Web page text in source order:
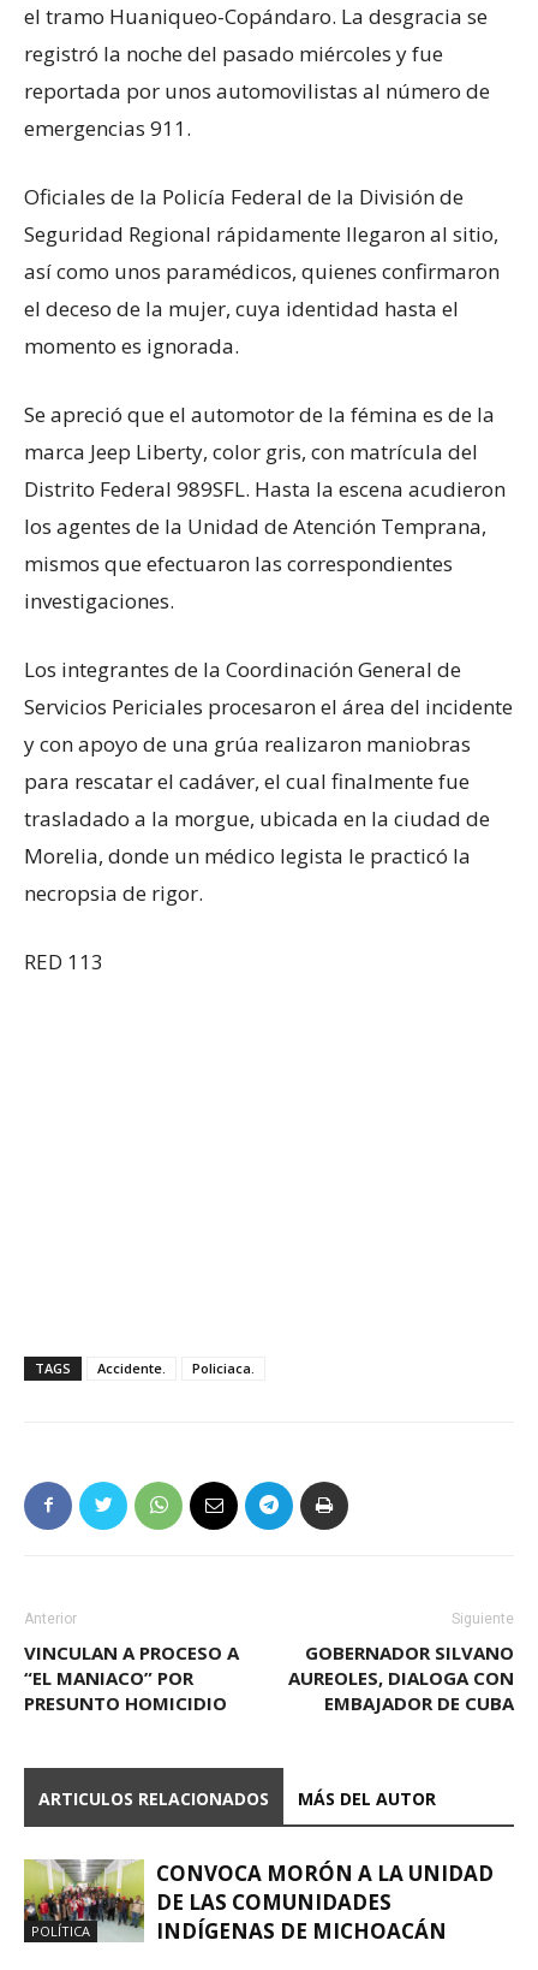
el tramo Huaniqueo-Copándaro. La desgracia se
registró la noche del pasado miércoles y fue
reportada por unos automovilistas al número de
emergencias 911.
Oficiales de la Policía Federal de la División de
Seguridad Regional rápidamente llegaron al sitio,
así como unos paramédicos, quienes confirmaron
el deceso de la mujer, cuya identidad hasta el
momento es ignorada.
Se apreció que el automotor de la fémina es de la
marca Jeep Liberty, color gris, con matrícula del
Distrito Federal 989SFL. Hasta la escena acudieron
los agentes de la Unidad de Atención Temprana,
mismos que efectuaron las correspondientes
investigaciones.
Los integrantes de la Coordinación General de
Servicios Periciales procesaron el área del incidente
y con apoyo de una grúa realizaron maniobras
para rescatar el cadáver, el cual finalmente fue
trasladado a la morgue, ubicada en la ciudad de
Morelia, donde un médico legista le practicó la
necropsia de rigor.
RED 113
TAGS Accidente. Policiaca.
Anterior
VINCULAN A PROCESO A
“EL MANIACO” POR
PRESUNTO HOMICIDIO
Siguiente
GOBERNADOR SILVANO
AUREOLES, DIALOGA CON
EMBAJADOR DE CUBA
ARTICULOS RELACIONADOS MÁS DEL AUTOR
POLÍTICA
CONVOCA MORÓN A LA UNIDAD
DE LAS COMUNIDADES
INDÍGENAS DE MICHOACÁN